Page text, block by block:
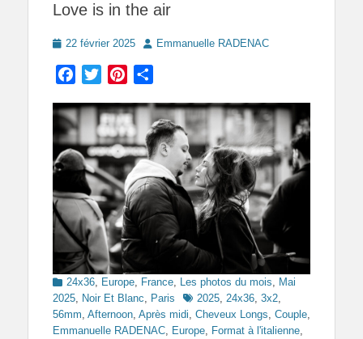
Love is in the air
Posted
22 février 2025 AuthorEmmanuelle RADENAC
Facebook
TwitterPinterest
Categories
24x36 Europe France Les photos du mois
Mai
2025
Noir Et Blanc Paris Tags2025 24x36 3x2
56mm Afternoon Après midi Cheveux Longs Couple
Emmanuelle RADENAC
Europe Format à l'italienne